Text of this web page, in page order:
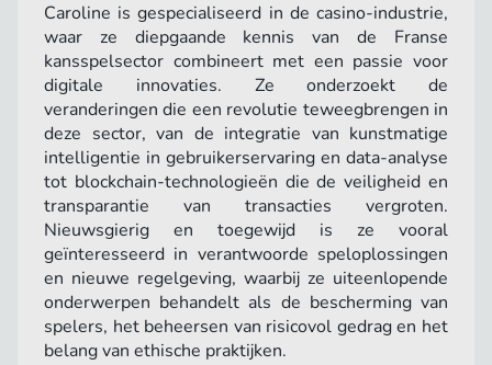
Caroline is gespecialiseerd in de casino-industrie,
waar ze diepgaande kennis van de Franse
kansspelsector combineert met een passie voor
digitale innovaties. Ze onderzoekt de
veranderingen die een revolutie teweegbrengen in
deze sector, van de integratie van kunstmatige
intelligentie in gebruikerservaring en data-analyse
tot blockchain-technologieën die de veiligheid en
transparantie van transacties vergroten.
Nieuwsgierig en toegewijd is ze vooral
geïnteresseerd in verantwoorde speloplossingen
en nieuwe regelgeving, waarbij ze uiteenlopende
onderwerpen behandelt als de bescherming van
spelers, het beheersen van risicovol gedrag en het
belang van ethische praktijken.